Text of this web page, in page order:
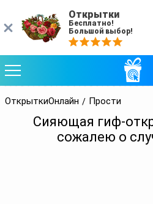
ОткрыткиОнлайн Прости
Сияющая гиф-
сожалею о
Открытки
Бесплатно!
Большой выбор!